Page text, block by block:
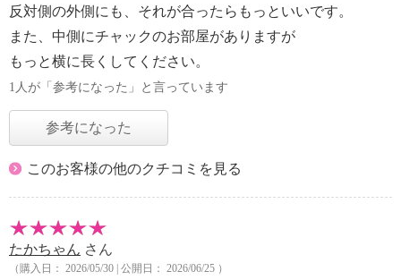
反対側の外側にも、それが合ったらもっといいです。
また、中側にチャックのお部屋がありますが
もっと横に長くしてください。
1人が「参考になった」と言っています
参考になった
このお客様の他のクチコミを見る
たかちゃん さん
（購入日： 2026/05/30 | 公開日： 2026/06/25 ）